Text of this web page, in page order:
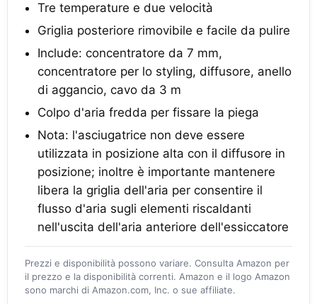
Tre temperature e due velocità
Griglia posteriore rimovibile e facile da pulire
Include: concentratore da 7 mm,
concentratore per lo styling, diffusore, anello
di aggancio, cavo da 3 m
Colpo d'aria fredda per fissare la piega
Nota: l'asciugatrice non deve essere
utilizzata in posizione alta con il diffusore in
posizione; inoltre è importante mantenere
libera la griglia dell'aria per consentire il
flusso d'aria sugli elementi riscaldanti
nell'uscita dell'aria anteriore dell'essiccatore
Prezzi e disponibilità possono variare. Consulta Amazon per
il prezzo e la disponibilità correnti. Amazon e il logo Amazon
sono marchi di Amazon.com, Inc. o sue affiliate.